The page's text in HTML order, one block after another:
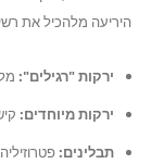
היריעה מלהכיל את
ירקות "רגילים":
ירקות מיוחדים:
תבלינים: